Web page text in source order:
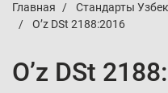
Главная Стандарты
O’z DSt 2188:2016
O’z DSt